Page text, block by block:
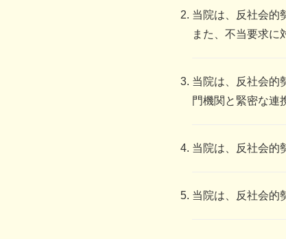
当院は、反社会的
また、不当要求に
当院は、反社会的
門機関と緊密な連
当院は、反社会的
当院は、反社会的